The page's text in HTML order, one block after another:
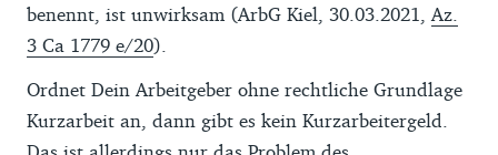
benennt, ist unwirksam (ArbG Kiel, 30.03.2021, Az.
3 Ca 1779 e/20).
Ordnet Dein Arbeitgeber ohne rechtliche Grundlage
Kurzarbeit an, dann gibt es kein Kurzarbeitergeld.